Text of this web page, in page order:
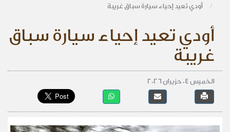
أودي تعيد إحياء سيارة سباق غريبة
أودي تعيد إحياء سيارة سباق
غريبة
الخميس 04 حزيران 2026